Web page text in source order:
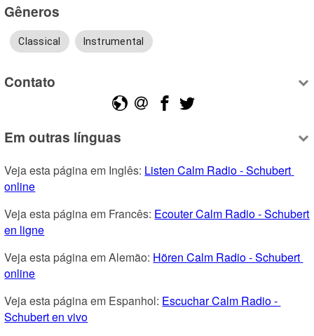
Gêneros
Classical Instrumental
Contato
Em outras línguas
Veja esta página em Inglês: Listen Calm Radio - Schubert
online
Veja esta página em Francês: Ecouter Calm Radio - Schubert
en ligne
Veja esta página em Alemão: Hören Calm Radio - Schubert
online
Veja esta página em Espanhol: Escuchar Calm Radio -
Schubert en vivo